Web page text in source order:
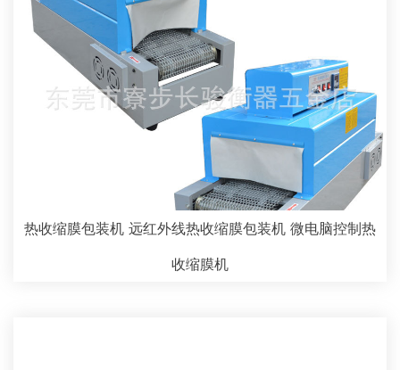
热收缩膜包装机 远红外线热收缩膜包装机 微电脑控制热
收缩膜机